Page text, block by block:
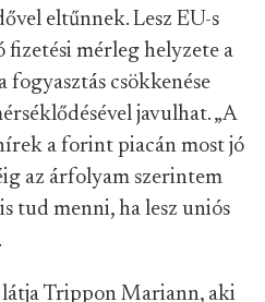
eltűnnek. Lesz EU-s
fizetési mérleg helyzete a
fogyasztás csökkenése
javulhat. „A
a forint piacán most jó
az árfolyam szerintem
tud menni, ha lesz uniós
Trippon Mariann, aki